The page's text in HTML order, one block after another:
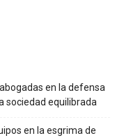
en la defensa
sociedad equilibrada
en la esgrima de